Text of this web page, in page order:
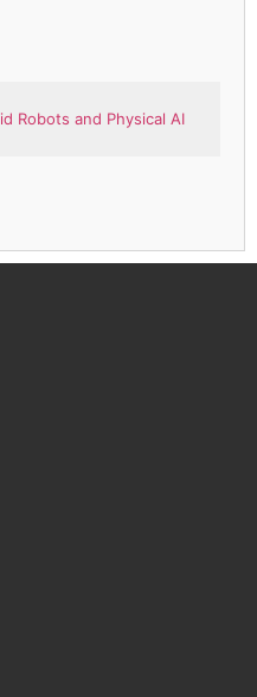
Robots and Physical AI